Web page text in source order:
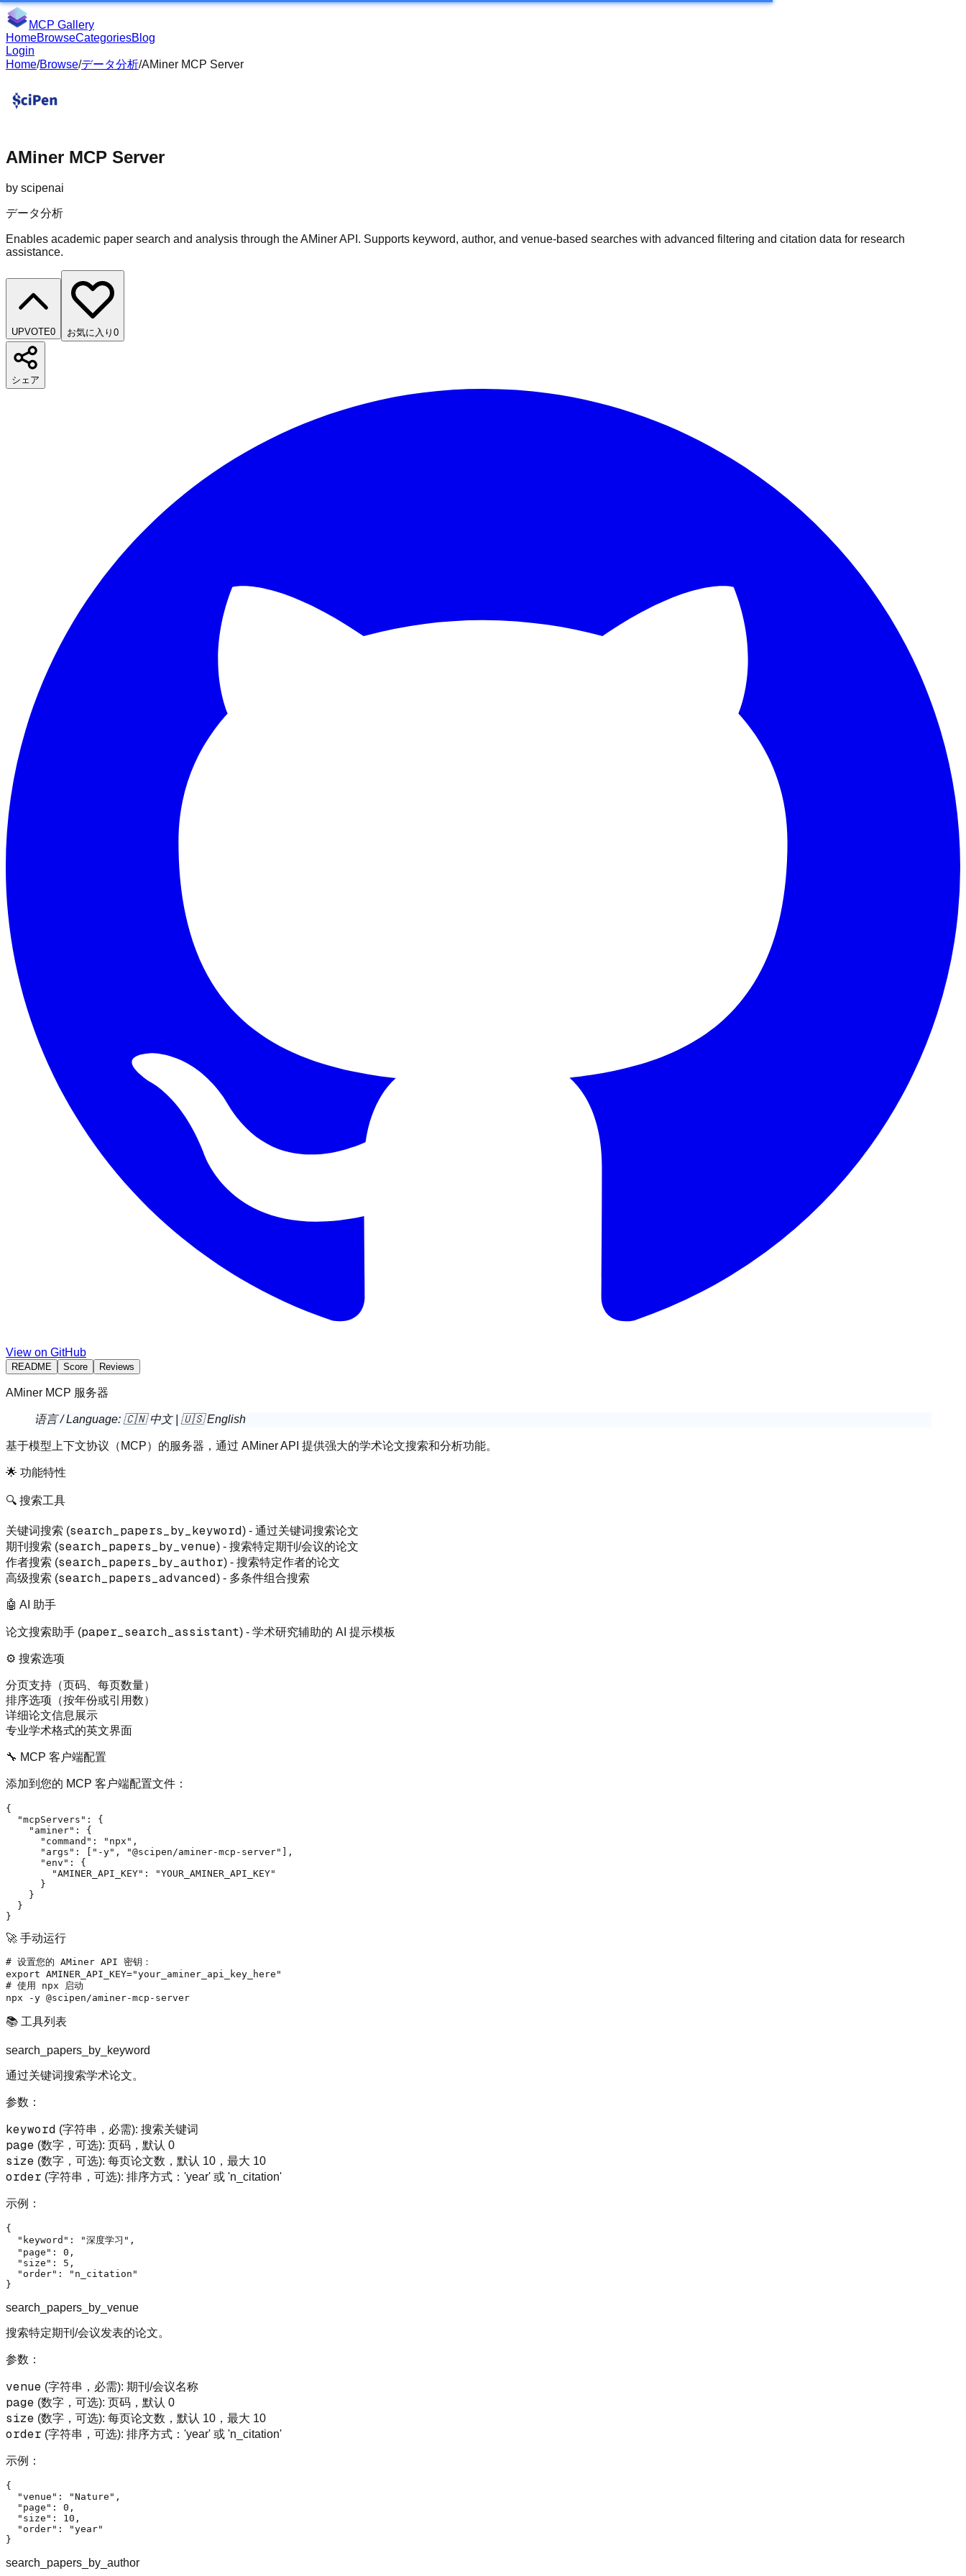
MCP Gallery
HomeBrowseCategoriesBlog
Login
Home/Browse/データ分析/AMiner MCP Server
AMiner MCP Server
by scipenai
データ分析
Enables academic paper search and analysis through the AMiner API. Supports keyword, author, and venue-based searches with advanced filtering and citation data for research
assistance.
UPVOTE0 お気に入り 0
シェア
View on GitHub
README Score Reviews
AMiner MCP 服务器
语言 / Language: 🇨🇳 中文| 🇺🇸 English
基于模型上下文协议（MCP）的服务器，通过 AMiner API 提供强大的学术论文搜索和分析功能。
🌟 功能特性
🔍 搜索工具
关键词搜索 (search_papers_by_keyword) - 通过关键词搜索论文
期刊搜索 (search_papers_by_venue) - 搜索特定期刊/会议的论文
作者搜索 (search_papers_by_author) - 搜索特定作者的论文
高级搜索 (search_papers_advanced) - 多条件组合搜索
🤖 AI 助手
论文搜索助手 (paper_search_assistant) - 学术研究辅助的 AI 提示模板
⚙️ 搜索选项
分页支持（页码、每页数量）
排序选项（按年份或引用数）
详细论文信息展示
专业学术格式的英文界面
🔧 MCP 客户端配置
添加到您的 MCP 客户端配置文件：
{
"mcpServers" :
{
"aminer" :
{
"command" : "npx" ,
"args" : "-y" , "@scipen/aminer-mcp-server"
,
"env" :
{
"AMINER_API_KEY" :
"YOUR_AMINER_API_KEY"
}
}
}
}
🚀 手动运行
# 设置您的 AMiner API 密钥：
export AMINER_API_KEY="your_aminer_api_key_here"
# 使用 npx 启动
📚 工具列表
search_papers_by_keyword
通过关键词搜索学术论文。
参数：
keyword (字符串，必需): 搜索关键词
page (数字，可选): 页码，默认 0
size (数字，可选): 每页论文数，默认 10，最大 10
order (字符串，可选): 排序方式：'year' 或 'n_citation'
示例：
{
"keyword" : "深度学习" ,
"page" : 0 ,
"size" : 5 ,
"order" :
"n_citation"
}
search_papers_by_venue
搜索特定期刊/会议发表的论文。
参数：
venue (字符串，必需): 期刊/会议名称
page (数字，可选): 页码，默认 0
size (数字，可选): 每页论文数，默认 10，最大 10
order (字符串，可选): 排序方式：'year' 或 'n_citation'
示例：
{
"venue" : "Nature" ,
"page" : 0 ,
"size" : 10 ,
"order" :
"year"
}
search_papers_by_author